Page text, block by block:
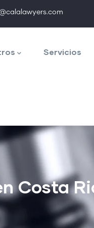
Servicios
Costa